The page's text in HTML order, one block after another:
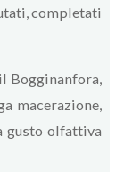
completati
Bogginanfora,
macerazione,
gusto olfattiva